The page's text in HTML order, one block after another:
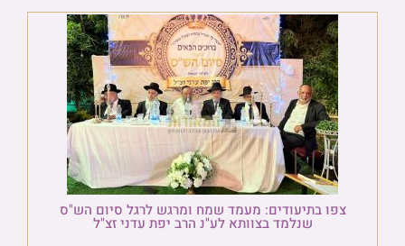
צפו בתיעודים: מעמד שמח ומרגש לרגל סיום הש"ס
שנלמד בצוותא לע"נ הרב יפת עדני זצ"ל